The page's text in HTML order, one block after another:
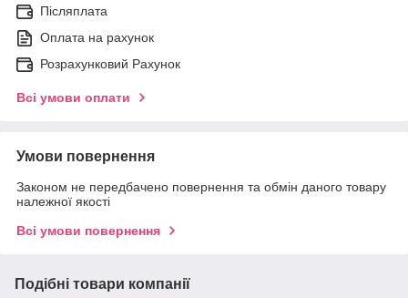
Післяплата
Оплата на рахунок
Розрахунковий Рахунок
Всі умови оплати
Умови повернення
Законом не передбачено повернення та обмін даного товару
належної якості
Всі умови повернення
Подібні товари компанії